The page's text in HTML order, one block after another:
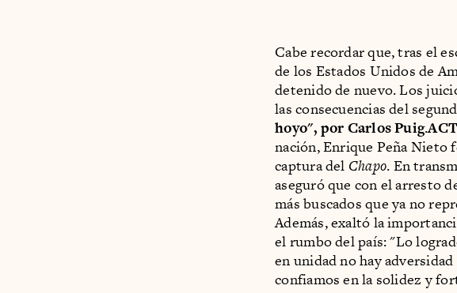
Cabe recordar que, tras el
de los Estados Unidos de
detenido de nuevo. Los
las consecuencias del
hoyo", por Carlos Puig.
nación, Enrique Peña Nieto
captura del Chapo. En
aseguró que con el arresto
más buscados que ya no
Además, exaltó la
el rumbo del país: "Lo
en unidad no hay
confiamos en la solidez y